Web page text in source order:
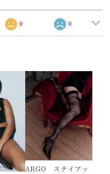
0 0
ARGO ステイアッ